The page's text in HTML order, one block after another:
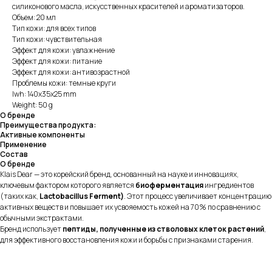
силиконового масла, искусственных красителей и ароматизаторов.
Объем: 20 мл
Тип кожи: для всех типов
Тип кожи: чувствительная
Эффект для кожи: увлажнение
Эффект для кожи: питание
Эффект для кожи: антивозрастной
Проблемы кожи: темные круги
lwh: 140x35x25 mm
Weight: 50 g
О бренде
Преимущества продукта:
Активные компоненты
Применение
Состав
О бренде
Klais Dear — это корейский бренд, основанный на науке и инновациях,
ключевым фактором которого является биоферментацияингредиентов
(таких как, Lactobacillus Ferment). Этот процесс увеличивает концентрацию
активных веществ и повышает их усвояемость кожей на 70% по сравнению с
обычными экстрактами.
Бренд используетпептиды, полученные из стволовых клеток растений,
для эффективного восстановления кожи и борьбы с признаками старения.